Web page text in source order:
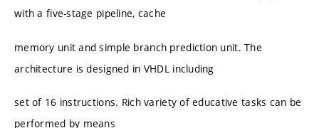
with a five-stage pipeline, cache
memory unit and simple branch prediction unit. The
architecture is designed in VHDL including
set of 16 instructions. Rich variety of educative tasks can be
performed by means